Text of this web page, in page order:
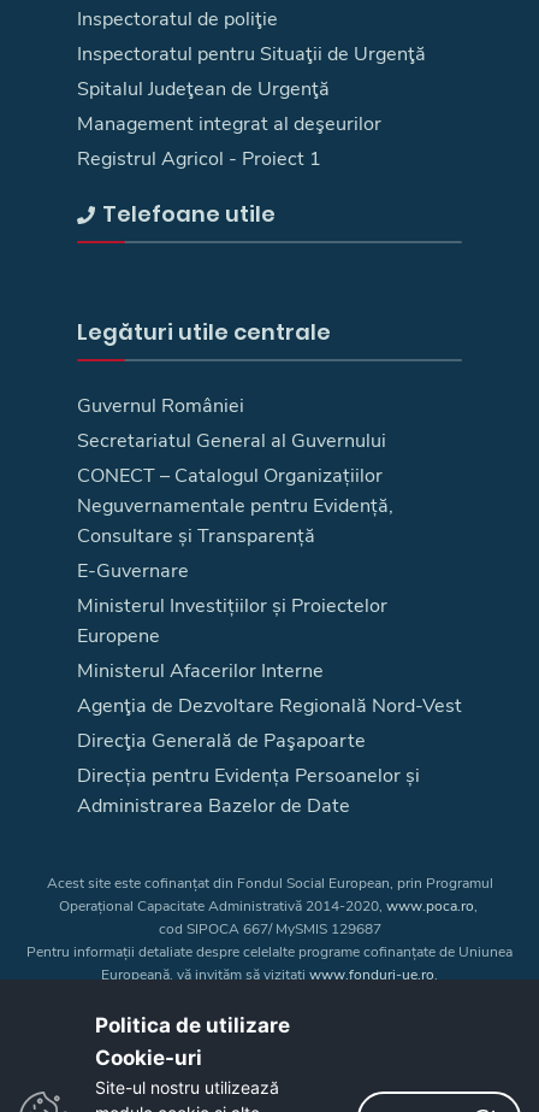
Inspectoratul de poliţie
Inspectoratul pentru Situaţii de Urgenţă
Spitalul Judeţean de Urgenţă
Management integrat al deşeurilor
Registrul Agricol - Proiect 1
Telefoane utile
Legături utile centrale
Guvernul României
Secretariatul General al Guvernului
CONECT – Catalogul Organizațiilor
Neguvernamentale pentru Evidență,
Consultare și Transparență
E-Guvernare
Ministerul Investițiilor și Proiectelor
Europene
Ministerul Afacerilor Interne
Agenţia de Dezvoltare Regională Nord-Vest
Direcţia Generală de Paşapoarte
Direcția pentru Evidența Persoanelor și
Administrarea Bazelor de Date
Acest site este cofinanțat din Fondul Social European, prin Programul
Operațional Capacitate Administrativă 2014-2020, www.poca.ro,
cod SIPOCA 667/ MySMIS 129687
Pentru informații detaliate despre celelalte programe cofinanțate de Uniunea
Europeană, vă invităm să vizitați www.fonduri-ue.ro.
a Uniunii Europene. Întreaga responsabilitate asupra
Politica de utilizare
Cookie-uri‎
Site-ul nostru utilizează